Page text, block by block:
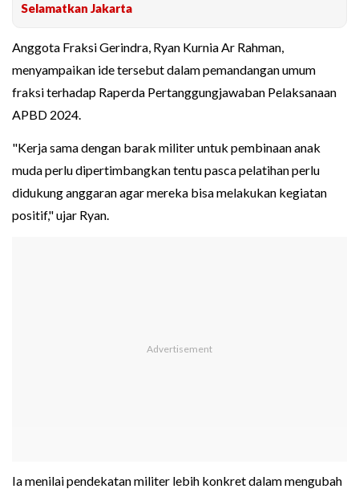
Selamatkan Jakarta
Anggota Fraksi Gerindra, Ryan Kurnia Ar Rahman,
menyampaikan ide tersebut dalam pemandangan umum
fraksi terhadap Raperda Pertanggungjawaban Pelaksanaan
APBD 2024.
"Kerja sama dengan barak militer untuk pembinaan anak
muda perlu dipertimbangkan tentu pasca pelatihan perlu
didukung anggaran agar mereka bisa melakukan kegiatan
positif," ujar Ryan.
Ia menilai pendekatan militer lebih konkret dalam mengubah